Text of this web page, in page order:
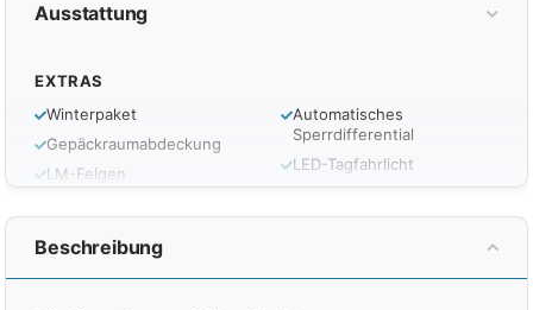
Ausstattung
EXTRAS
Winterpaket
Gepäckraumabdeckung
LM-Felgen
Reifendruckkontrolle
Automatisches
Sperrdifferential
LED-Tagfahrlicht
Scheinwerferreinigungsanlage
Scheibenwaschdüsen
Nebelscheinwerfer
Beschreibung